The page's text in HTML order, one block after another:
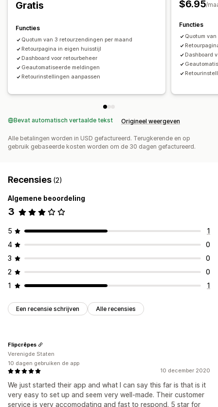
Gratis
Functies
Quotum van 3 retourzendingen per maand
Retourpagina in eigen huisstijl
Dashboard voor retourbeheer
Geautomatiseerde meldingen
Retourinstellingen aanpassen
$6.95/
Functies
Quotum
Dashboard
Bevat automatisch vertaalde tekst Origineel weergeven
Alle betalingen worden in USD gefactureerd. Terugkerende en op
gebruik gebaseerde kosten worden om de 30 dagen gefactureerd.
Recensies (2)
Algemene beoordeling
3
5
1
4
0
3
0
2
0
1
1
Een recensie schrijven Alle recensies
10 december 2020
We just started their app and what I can say this far is that is it
very easy to set up and seem very well-made. Their customer
service is very accomodating and fast to respond. 5 star for
Flipcrêpes
Verenigde Staten
10 dagen gebruiken de app